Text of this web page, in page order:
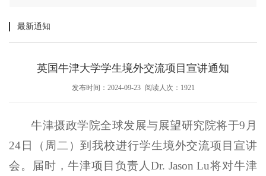
最新通知
英国牛津大学学生境外交流项目宣讲通知
发布时间：2024-09-23 阅读人次： 1921
牛津摄政学院全球发展与展望研究院将于9月
24日（周二）到我校进行学生境外交流项目宣讲
会。届时，牛津项目负责人Dr. Jason Lu将对牛津